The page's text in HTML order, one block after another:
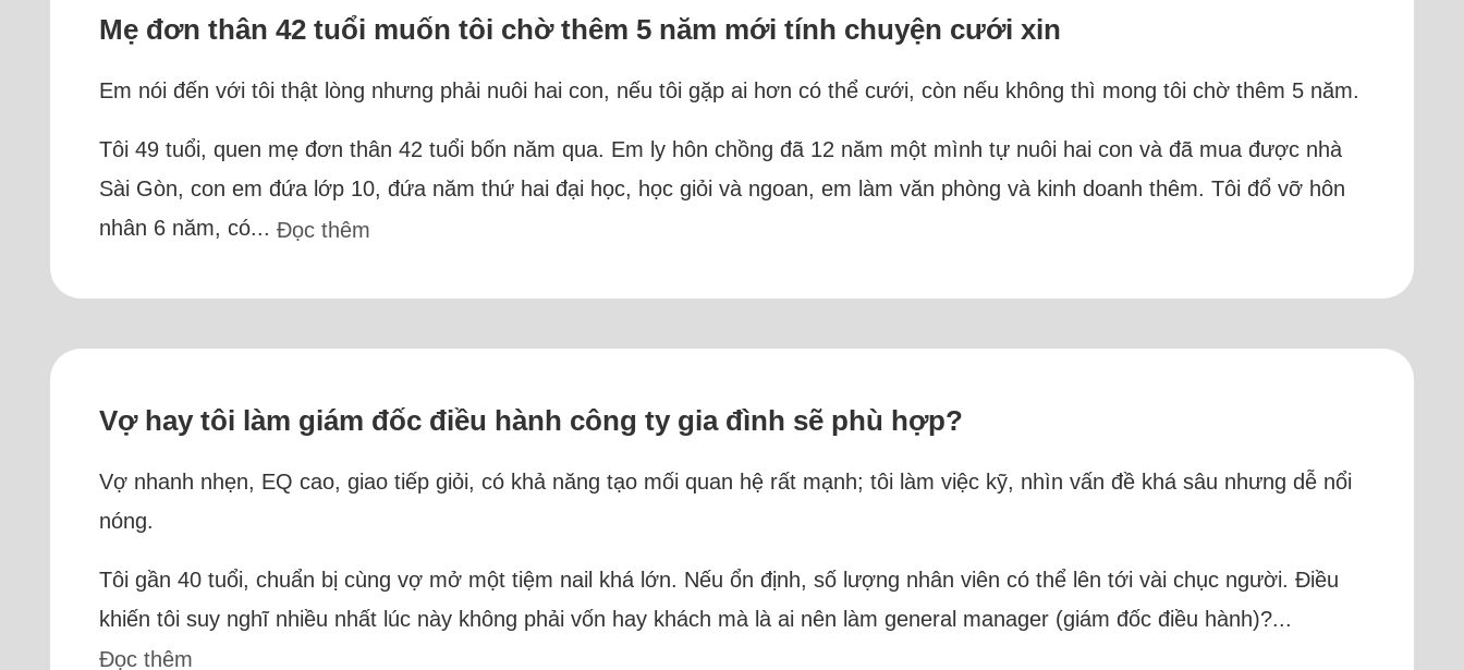
Mẹ đơn thân 42 tuổi muốn tôi chờ thêm 5 năm mới tính chuyện cưới xin
Em nói đến với tôi thật lòng nhưng phải nuôi hai con, nếu tôi gặp ai hơn có thể cưới, còn nếu không thì mong tôi chờ thêm 5 năm.
Tôi 49 tuổi, quen mẹ đơn thân 42 tuổi bốn năm qua. Em ly hôn chồng đã 12 năm một mình tự nuôi hai con và đã mua được nhà
Sài Gòn, con em đứa lớp 10, đứa năm thứ hai đại học, học giỏi và ngoan, em làm văn phòng và kinh doanh thêm. Tôi đổ vỡ hôn
nhân 6 năm, có...Đọc thêm
Vợ hay tôi làm giám đốc điều hành công ty gia đình sẽ phù hợp?
Vợ nhanh nhẹn, EQ cao, giao tiếp giỏi, có khả năng tạo mối quan hệ rất mạnh; tôi làm việc kỹ, nhìn vấn đề khá sâu nhưng dễ nổi
nóng.
Tôi gần 40 tuổi, chuẩn bị cùng vợ mở một tiệm nail khá lớn. Nếu ổn định, số lượng nhân viên có thể lên tới vài chục người. Điều
khiến tôi suy nghĩ nhiều nhất lúc này không phải vốn hay khách mà là ai nên làm general manager (giám đốc điều hành)?...
Đọc thêm